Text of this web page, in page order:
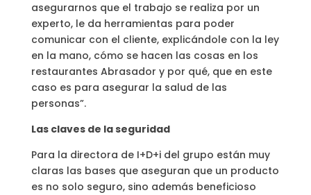
asegurarnos que el trabajo se realiza por un
experto, le da herramientas para poder
comunicar con el cliente, explicándole con la ley
en la mano, cómo se hacen las cosas en los
restaurantes Abrasador y por qué, que en este
caso es para asegurar la salud de las
personas”.
Las claves de la seguridad
Para la directora de I+D+i del grupo están muy
claras las bases que aseguran que un producto
es no solo seguro, sino además beneficioso